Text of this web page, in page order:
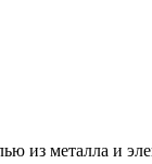
из металла и